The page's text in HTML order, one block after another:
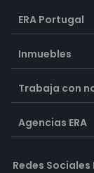
ERA Portugal
Inmuebles
Trabaja con
Agencias ERA
Redes Sociales